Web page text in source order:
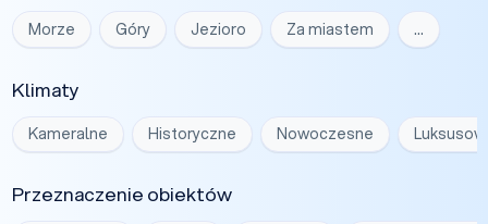
Morze Góry Jezioro Za miastem …
Klimaty
Kameralne Historyczne Nowoczesne
Przeznaczenie obiektów